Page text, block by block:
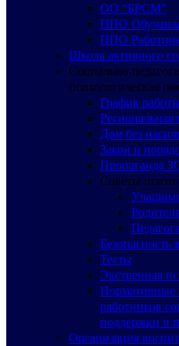
ОО “БРСМ”
ППО
ППО
Школа активного
Социально-
психологическая
График
Дом без
Закон и
Пропаганда
Советы
Безопасность
Тесты
Экстренная
Нормативные
работников
поддержки и
Организация